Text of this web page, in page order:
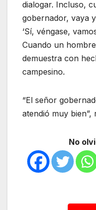
dialogar. Incluso,
gobernador, vaya
‘Sí, véngase,
Cuando un
demuestra con
campesino.
“El señor
atendió muy bien”,
No